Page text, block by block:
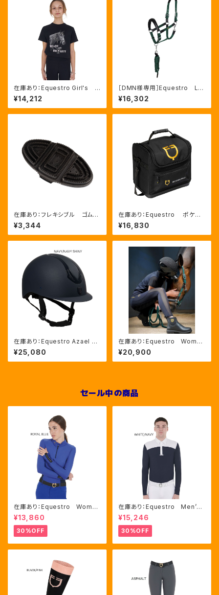
在庫あり：Equestro Girl's R
eady To The Party Ｔシャ
ツ ラインストーンTシャツ（ETK
A00249）
¥14,212
［DMN様専用］Equestro La
ni 無口＆引手セット グリー
ン FULLサイズ（ETH03002
N）
¥16,302
在庫あり：フレキシブル ゴムブ
ラシ（ETS00006）
¥3,344
在庫あり：Equestro ポケット
いっぱいグルーミングバッグ（ET
S02013）
¥16,830
在庫あり：Equestro Azael ユ
ニセックスヘルメットNAVY/NA
VYSHINY XLサイズ（ETU02
011）
¥25,080
在庫あり：Equestro Wome
n’ｓ メッシュインサート フル
グリップレギンス（ETW00170）
¥20,900
セール中の商品
在庫あり：Equestro Wome
n's テクニカル トレーニング
ポロシャツ Royal Blue、M
サイズ（ETW00064）
¥13,860
30%OFF
在庫あり：Equestro Men’ｓ
メッシュコンビ 長袖 競技用
シャツ 2色Mサイズ（ETM000
60）
¥15,246
30%OFF